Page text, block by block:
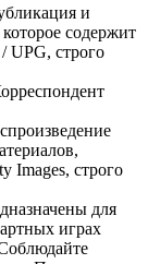
и
содержит
UPG, строго
Images, строго
для
играх